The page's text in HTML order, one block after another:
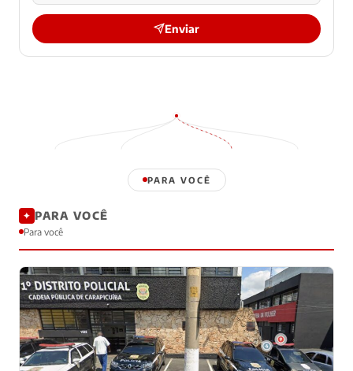
Enviar
PARA VOCÊ
✦ PARA VOCÊ
Para você